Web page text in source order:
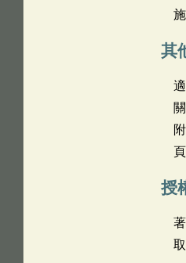
其
授